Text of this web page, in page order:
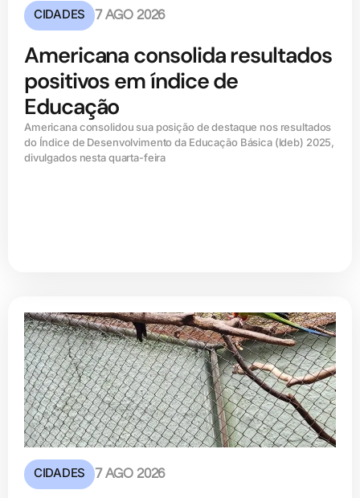
CIDADES 7 AGO 2026
Americana consolida resultados
positivos em índice de
Educação
Americana consolidou sua posição de destaque nos resultados
do Índice de Desenvolvimento da Educação Básica (ldeb) 2025,
divulgados nesta quarta-feira
CIDADES 7 AGO 2026